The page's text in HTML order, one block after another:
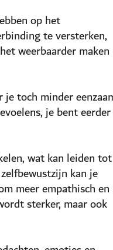
op het
te versterken,
weerbaarder maken
toch minder
je bent eerder
wat kan leiden tot
kan je
meer empathisch en
sterker, maar ook